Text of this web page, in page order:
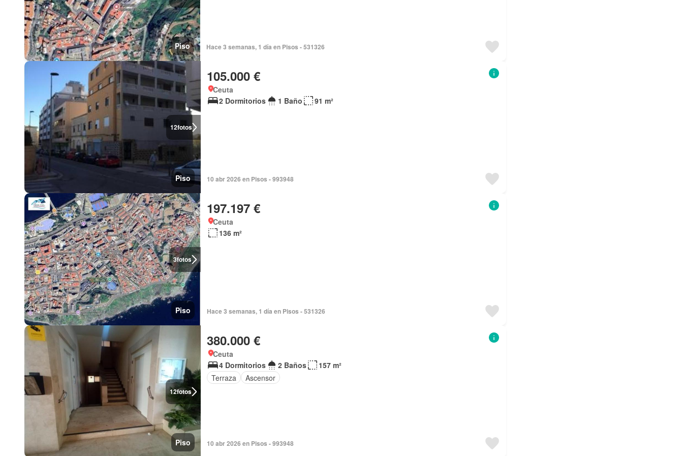
Piso Hace 3 semanas, 1 día en Pisos - 531326
12fotos
Piso
105.000 €
Ceuta
2 Dormitorios
1 Baño 91 m²
10 abr 2026 en Pisos - 993948
3fotos
Piso
197.197 €
Ceuta
136 m²
Hace 3 semanas, 1 día en Pisos - 531326
12fotos
Piso
380.000 €
Ceuta
4 Dormitorios
2 Baños
157 m²
Terraza
Ascensor
10 abr 2026 en Pisos - 993948